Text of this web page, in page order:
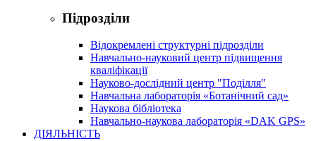
Підрозділи
Відокремлені структурні підрозділи
Навчально-науковий центр підвищення
кваліфікації
Науково-дослідний центр "Поділля"
Навчальна лабораторія «Ботанічний сад»
Наукова бібліотека
Навчально-наукова лабораторія «DAK GPS»
ДІЯЛЬНІСТЬ